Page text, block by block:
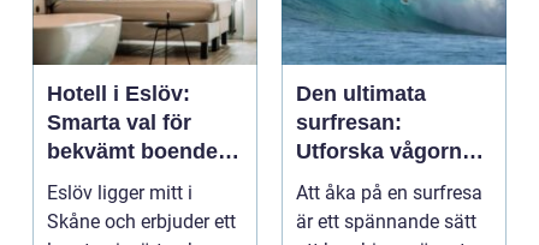
Hotell i Eslöv:
Smarta val för
bekvämt boende i
hjärtat av Skåne
Eslöv ligger mitt i
Skåne och erbjuder ett
Den ultimata
surfresan:
Utforska vågorna
och upptäck
äventyret
Att åka på en surfresa
är ett spännande sätt